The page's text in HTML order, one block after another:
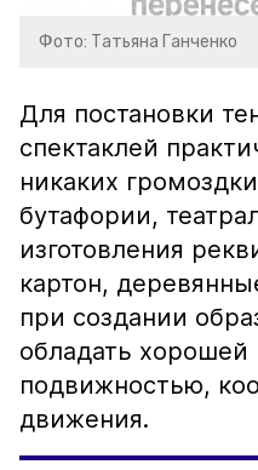
Фото: Татьяна Ганченко
Для постановки
спектаклей
никаких
бутафории,
изготовления
картон,
при создании
обладать хорошей
подвижностью,
движения.